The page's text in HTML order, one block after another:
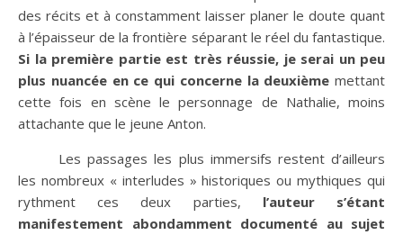
des récits et à constamment laisser planer le doute quant
à l’épaisseur de la frontière séparant le réel du fantastique.
Si la première partie est très réussie, je serai un peu
plus nuancée en ce qui concerne la deuxième mettant
cette fois en scène le personnage de Nathalie, moins
attachante que le jeune Anton.
Les passages les plus immersifs restent d’ailleurs
les nombreux « interludes » historiques ou mythiques qui
rythment ces deux parties, l’auteur s’étant
manifestement abondamment documenté au sujet